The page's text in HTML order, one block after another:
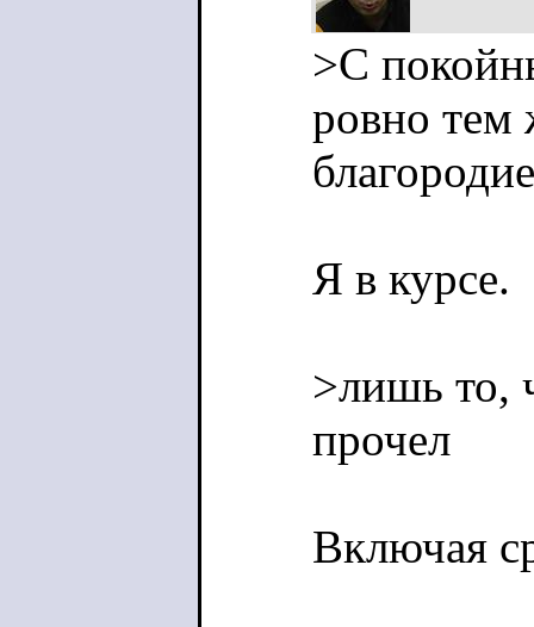
>С
ровно тем
Я в курсе.
>лишь то,
прочел
Включая